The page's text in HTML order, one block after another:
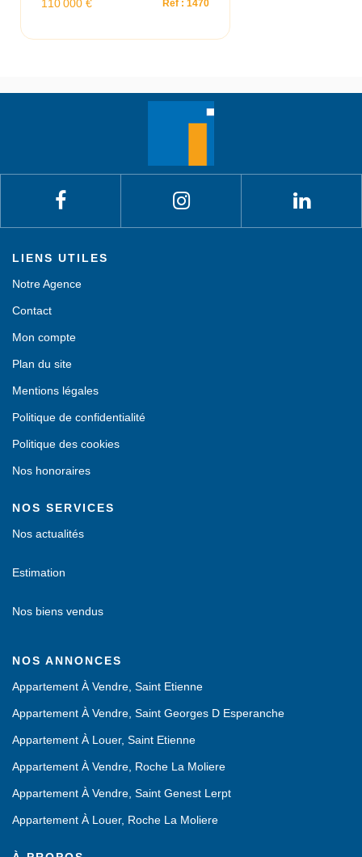
110 000 € Ref : 1470
LIENS UTILES
Notre Agence
Contact
Mon compte
Plan du site
Mentions légales
Politique de confidentialité
Politique des cookies
Nos honoraires
NOS SERVICES
Nos actualités
Estimation
Nos biens vendus
NOS ANNONCES
Appartement À Vendre, Saint Etienne
Appartement À Vendre, Saint Georges D Esperanche
Appartement À Louer, Saint Etienne
Appartement À Vendre, Roche La Moliere
Appartement À Vendre, Saint Genest Lerpt
Appartement À Louer, Roche La Moliere